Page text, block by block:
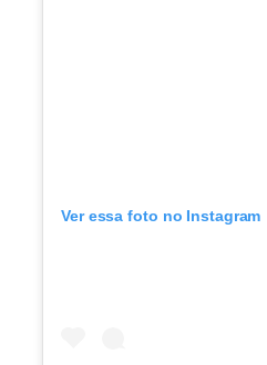
Ver essa foto no Instagram